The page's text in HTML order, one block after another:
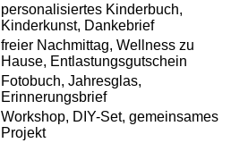
personalisiertes Kinderbuch,
Kinderkunst, Dankebrief
freier Nachmittag, Wellness zu
Hause, Entlastungsgutschein
Fotobuch, Jahresglas,
Erinnerungsbrief
Workshop, DIY-Set, gemeinsames
Projekt